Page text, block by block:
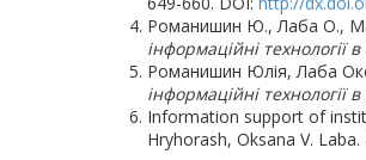
Романишин Ю., Лаба О.,
інформаційні технології
Романишин Юлія, Лаба
інформаційні технології
Information support of
Hryhorash, Oksana V. Laba.